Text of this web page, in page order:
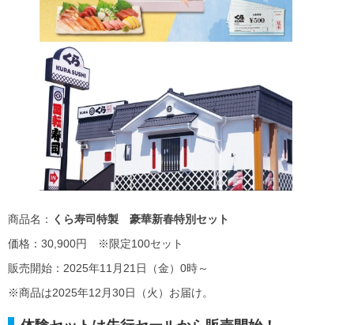
商品名： くら寿司特製 豪華新春特別セット
価格：30,900円 ※限定100セット
販売開始：2025年11月21日（金）0時～
※商品は2025年12月30日（火）お届け。